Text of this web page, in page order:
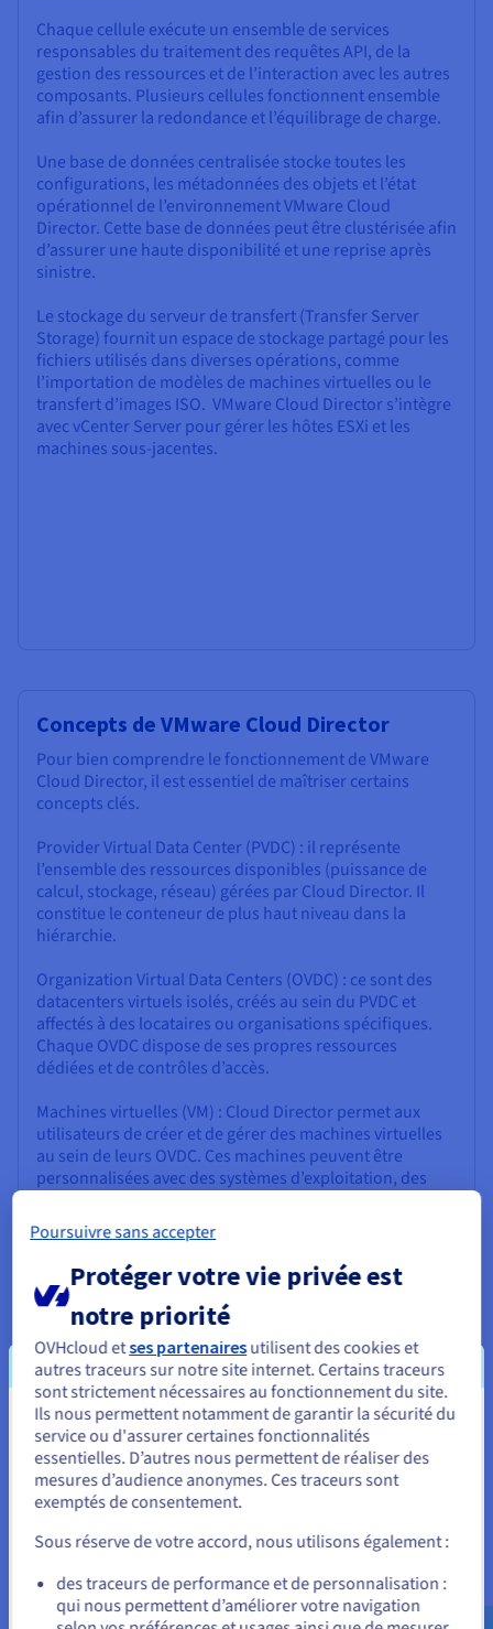
Chaque cellule exécute un ensemble de services
responsables du traitement des requêtes API, de la
gestion des ressources et de l’interaction avec les autres
composants. Plusieurs cellules fonctionnent ensemble
afin d’assurer la redondance et l’équilibrage de charge.
Une base de données centralisée stocke toutes les
configurations, les métadonnées des objets et l’état
opérationnel de l’environnement VMware Cloud
Director. Cette base de données peut être clustérisée afin
d’assurer une haute disponibilité et une reprise après
sinistre.
Le stockage du serveur de transfert (Transfer Server
Storage) fournit un espace de stockage partagé pour les
fichiers utilisés dans diverses opérations, comme
l’importation de modèles de machines virtuelles ou le
transfert d’images ISO. VMware Cloud Director s’intègre
avec vCenter Server pour gérer les hôtes ESXi et les
machines sous-jacentes.
Concepts de VMware Cloud Director
Pour bien comprendre le fonctionnement de VMware
Cloud Director, il est essentiel de maîtriser certains
concepts clés.
Provider Virtual Data Center (PVDC) : il représente
l’ensemble des ressources disponibles (puissance de
calcul, stockage, réseau) gérées par Cloud Director. Il
constitue le conteneur de plus haut niveau dans la
hiérarchie.
Organization Virtual Data Centers (OVDC) : ce sont des
datacenters virtuels isolés, créés au sein du PVDC et
affectés à des locataires ou organisations spécifiques.
Chaque OVDC dispose de ses propres ressources
dédiées et de contrôles d’accès.
Machines virtuelles (VM) : Cloud Director permet aux
utilisateurs de créer et de gérer des machines virtuelles
au sein de leurs OVDC. Ces machines peuvent être
personnalisées avec des systèmes d’exploitation, des
vApp : un vApp est un regroupement logique de
machines virtuelles qui fonctionnent ensemble pour
fournir un service ou une application spécifique. Cloud
Director permet aux utilisateurs de déployer et de gérer
des vApps comme des unités uniques.
Catalogues : Cloud Director utilise des catalogues pour
stocker et gérer divers types de ressources, comme des
modèles de machines virtuelles, des images ISO et des
modèles de vApp. Les utilisateurs peuvent accéder à ces
catalogues pour déployer des ressources préconfigurées
dans leurs OVDC.
Intégration avec l’écosystème VMware
Vous semblez être localisé en États-
Unis.
Pour commander, rendez-vous sur le site de votre pays (États-
Allez sur le site États-Unis
us.ovhcloud.com/
Anglais USD - $
Poursuivre sans accepter
Protéger votre vie privée est
notre priorité
OVHcloud etses partenairesutilisent des cookies et
autres traceurs sur notre site internet. Certains traceurs
sont strictement nécessaires au fonctionnement du site.
Ils nous permettent notamment de garantir la sécurité du
service ou d'assurer certaines fonctionnalités
essentielles. D’autres nous permettent de réaliser des
mesures d’audience anonymes. Ces traceurs sont
exemptés de consentement.
Sous réserve de votre accord, nous utilisons également :
des traceurs de performance et de personnalisation :
qui nous permettent d’améliorer votre navigation